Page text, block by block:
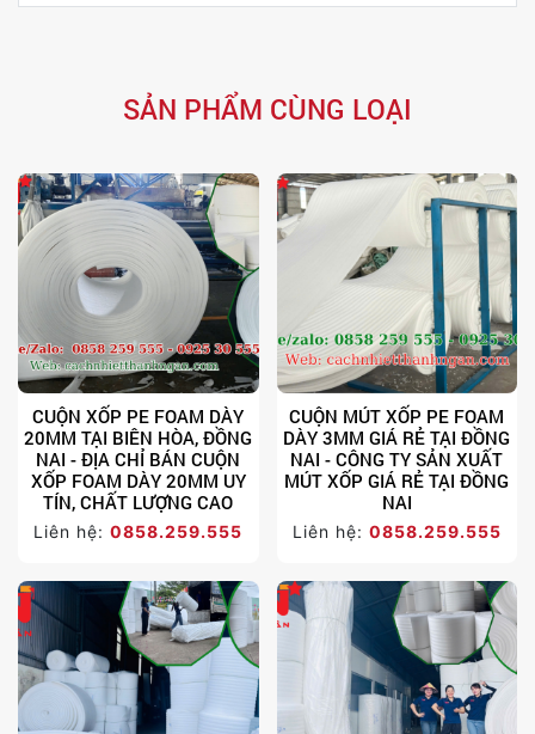
SẢN PHẨM CÙNG LOẠI
CUỘN XỐP PE FOAM DÀY
20MM TẠI BIÊN HÒA, ĐỒNG
NAI - ĐỊA CHỈ BÁN CUỘN
XỐP FOAM DÀY 20MM UY
TÍN, CHẤT LƯỢNG CAO
Liên hệ:0858.259.555
CUỘN MÚT XỐP PE FOAM
DÀY 3MM GIÁ RẺ TẠI ĐỒNG
NAI - CÔNG TY SẢN XUẤT
MÚT XỐP GIÁ RẺ TẠI ĐỒNG
NAI
Liên hệ: 0858.259.555